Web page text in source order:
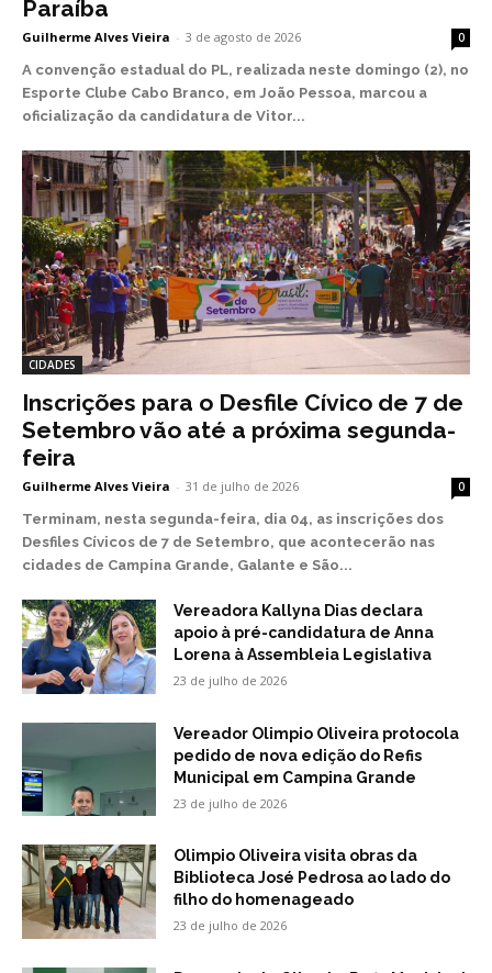
Paraíba
Guilherme Alves Vieira - 3 de agosto de 2026 0
A convenção estadual do PL, realizada neste domingo (2), no
Esporte Clube Cabo Branco, em João Pessoa, marcou a
oficialização da candidatura de Vitor...
CIDADES
Inscrições para o Desfile Cívico de 7 de
Setembro vão até a próxima segunda-
feira
Guilherme Alves Vieira - 31 de julho de 2026 0
Terminam, nesta segunda-feira, dia 04, as inscrições dos
Desfiles Cívicos de 7 de Setembro, que acontecerão nas
cidades de Campina Grande, Galante e São...
Vereadora Kallyna Dias declara
apoio à pré-candidatura de Anna
Lorena à Assembleia Legislativa
23 de julho de 2026
Vereador Olimpio Oliveira protocola
pedido de nova edição do Refis
Municipal em Campina Grande
23 de julho de 2026
Olimpio Oliveira visita obras da
Biblioteca José Pedrosa ao lado do
filho do homenageado
23 de julho de 2026